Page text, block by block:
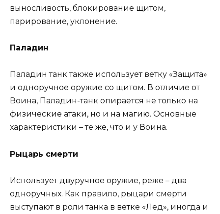
выносливость, блокирование щитом,
парирование, уклонение.
Паладин
Паладин танк также использует ветку «Защита»
и одноручное оружие со щитом. В отличие от
Воина, Паладин-танк опирается не только на
физические атаки, но и на магию. Основные
характеристики – те же, что и у Воина.
Рыцарь смерти
Использует двуручное оружие, реже – два
одноручных. Как правило, рыцари смерти
выступают в роли танка в ветке «Лед», иногда и